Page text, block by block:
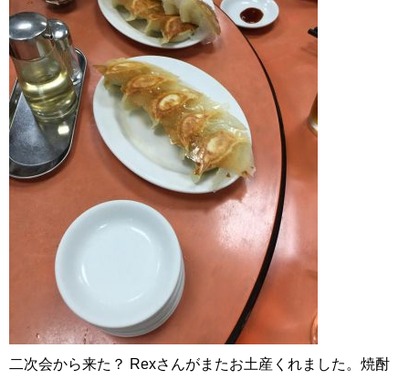
二次会から来た？ Rexさんがまたお土産くれました。焼酎